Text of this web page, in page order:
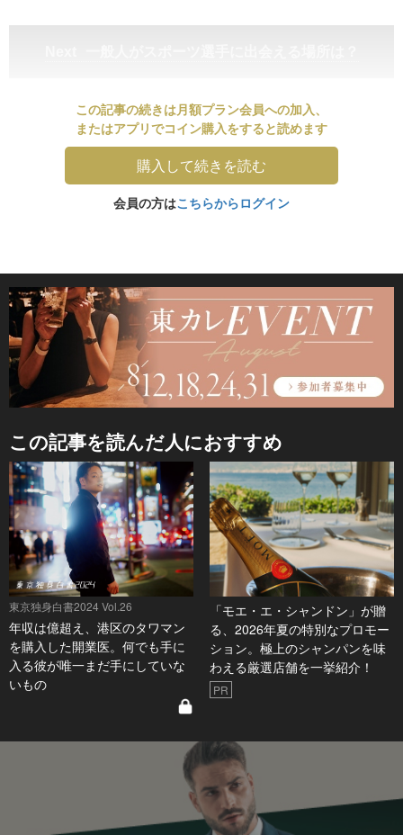
この記事の続きは月額プラン会員への加入、
またはアプリでコイン購入をすると読めます
購入して続きを読む
会員の方はこちらからログイン
この記事を読んだ人におすすめ
東京独身白書2024 Vol.26
年収は億超え、港区のタワマン
を購入した開業医。何でも手に
入る彼が唯一まだ手にしていな
いもの
「モエ・エ・シャンドン」が贈
る、2026年夏の特別なプロモー
ション。極上のシャンパンを味
わえる厳選店舗を一挙紹介！
PR